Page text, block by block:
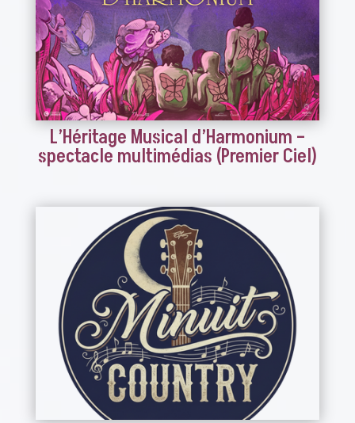
L’Héritage Musical d’Harmonium –
spectacle multimédias (Premier Ciel)